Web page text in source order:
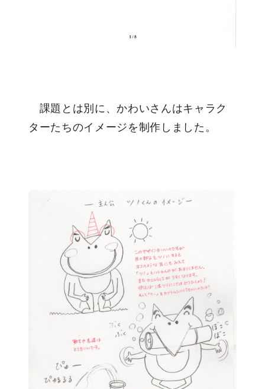
課題とは別に、かわいさんはキャラク
ターたちのイメージを制作しました。